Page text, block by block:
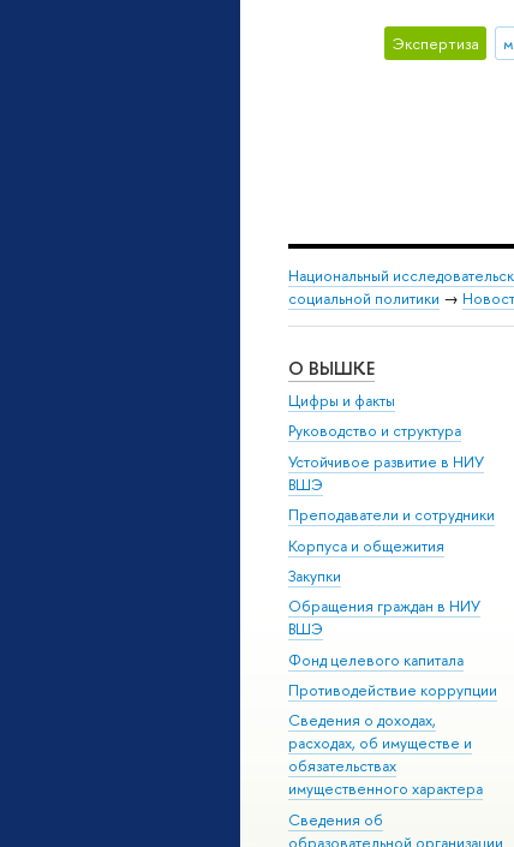
Экспертиза
Национальный
социальной политики →
О ВЫШКЕ
Цифры и факты
Руководство и структура
Устойчивое развитие в НИУ
ВШЭ
Преподаватели и сотрудники
Корпуса и общежития
Закупки
Обращения граждан в НИУ
ВШЭ
Фонд целевого капитала
Противодействие коррупции
Сведения о доходах,
расходах, об имуществе и
обязательствах
имущественного характера
Сведения об
образовательной организации